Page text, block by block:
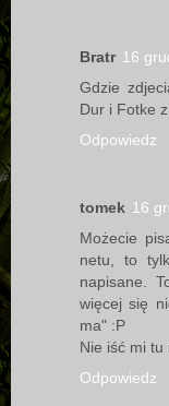
Bratr 16
Gdzie
Dur i Fotke
Odpowiedz
tomek 16
Możecie
netu, to
napisane.
więcej się
ma" :P
Nie iść mi tu
Odpowiedz